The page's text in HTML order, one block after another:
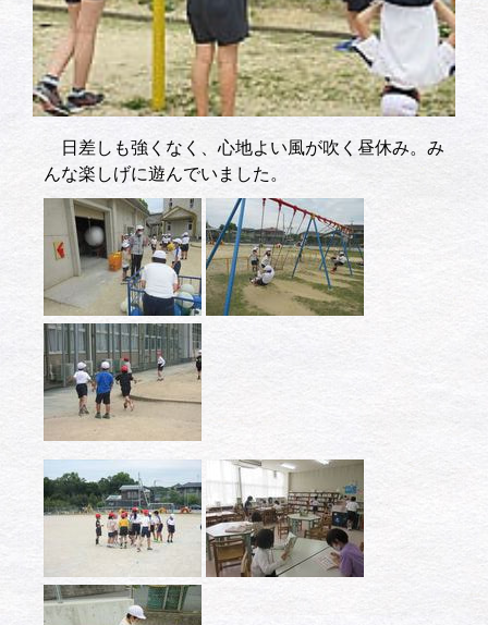
日差しも強くなく、心地よい風が吹く昼休み。み
んな楽しげに遊んでいました。